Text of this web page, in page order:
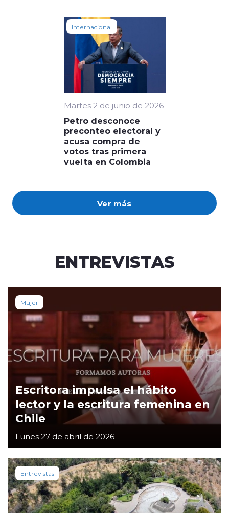
Ver más
Internacional
Martes 2 de junio de 2026
Petro desconoce
preconteo electoral y
acusa compra de
votos tras primera
vuelta en Colombia
ENTREVISTAS
Mujer
Escritora impulsa el hábito
lector y la escritura femenina en
Chile
Lunes 27 de abril de 2026
Entrevistas